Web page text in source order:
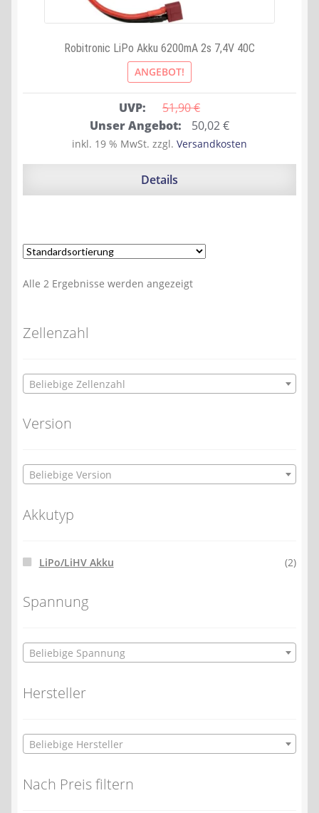
Robitronic LiPo Akku 6200mA 2s 7,4V 40C
ANGEBOT!
UVP: 51,90 €
Ursprünglicher
Preis
war:
Unser Angebot: 50,02€Aktueller
Preis
ist:
inkl. 19 % MwSt. zzgl. Versandkosten
Details
Alle 2 Ergebnisse werden angezeigt
Zellenzahl
Beliebige Zellenzahl
Version
Beliebige Version
Akkutyp
LiPo/LiHV Akku (2)
Spannung
Beliebige Spannung
Hersteller
Beliebige Hersteller
Nach Preis filtern